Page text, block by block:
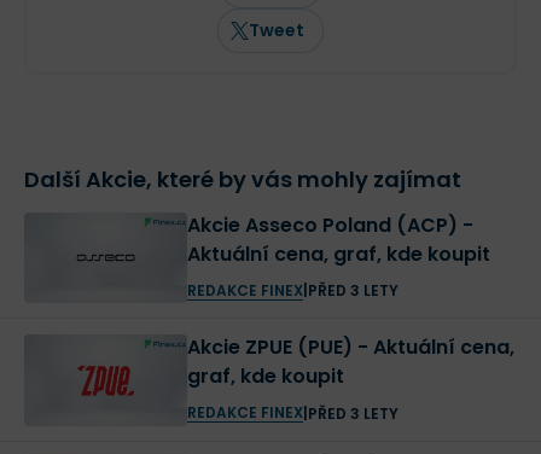
Tweet
Další Akcie, které by vás mohly zajímat
Akcie Asseco Poland (ACP) -
Aktuální cena, graf, kde koupit
REDAKCE FINEX| PŘED 3 LETY
Akcie ZPUE (PUE) - Aktuální cena,
graf, kde koupit
REDAKCE FINEX| PŘED 3 LETY